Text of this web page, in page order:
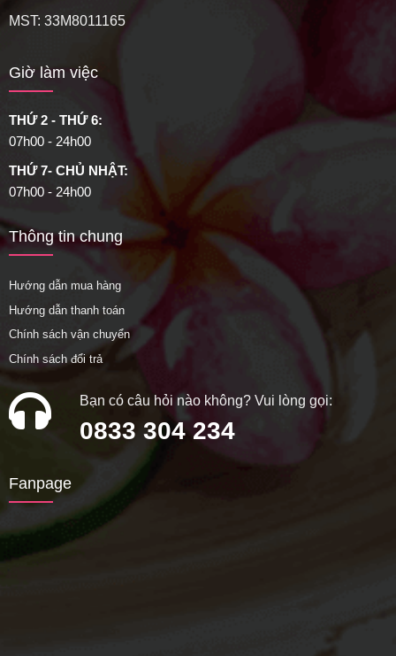
MST: 33M8011165
Giờ làm việc
THỨ 2 - THỨ 6:
07h00 - 24h00
THỨ 7- CHỦ NHẬT:
07h00 - 24h00
Thông tin chung
Hướng dẫn mua hàng
Hướng dẫn thanh toán
Chính sách vận chuyển
Chính sách đổi trả
Bạn có câu hỏi nào không? Vui lòng gọi:
0833 304 234
Fanpage